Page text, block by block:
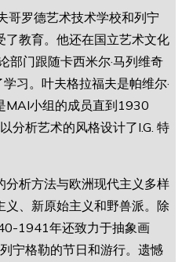
哥罗德艺术技术学校和列宁
教育。他还在国立艺术文化
部门跟随卡西米尔·马列维奇
习。叶夫格拉福夫是帕维尔·
MAI小组的成员直到1930
分析艺术的风格设计了I.G. 特
析方法与欧洲现代主义多样
、新原始主义和野兽派。除
1941年还致力于抽象画
宁格勒的节日和游行。遗憾